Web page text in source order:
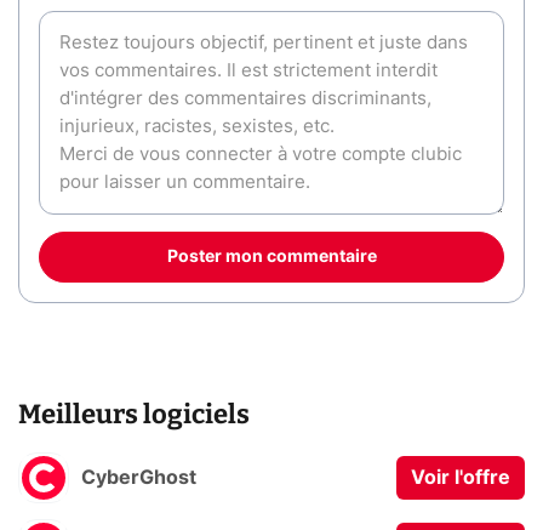
Poster mon commentaire
Meilleurs logiciels
CyberGhost Voir l'offre